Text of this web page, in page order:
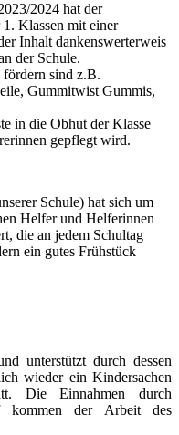
2024 hat der
Klassen mit einer
Inhalt dankenswerterweis
der Schule.
sind z.B.
Gummitwist Gummis,
in die Obhut der Klasse
gepflegt wird.
Schule) hat sich um
Helfer und Helferinnen
die an jedem Schultag
ein gutes Frühstück
unterstützt durch dessen
wieder ein Kindersachen
Die Einnahmen durch
kommen der Arbeit des